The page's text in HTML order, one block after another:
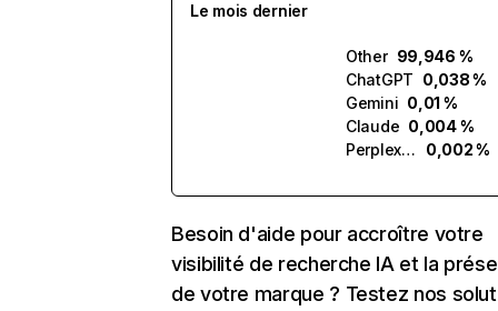
Le mois dernier
Other 99,946 %
ChatGPT 0,038 %
Gemini 0,01 %
Claude 0,004 %
Perplexity
0,002 %
Besoin d'aide pour accroître votre
visibilité de recherche IA et la
de votre marque ? Testez nos